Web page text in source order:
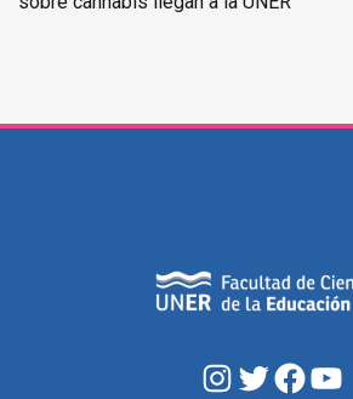
Instagram
Twitter